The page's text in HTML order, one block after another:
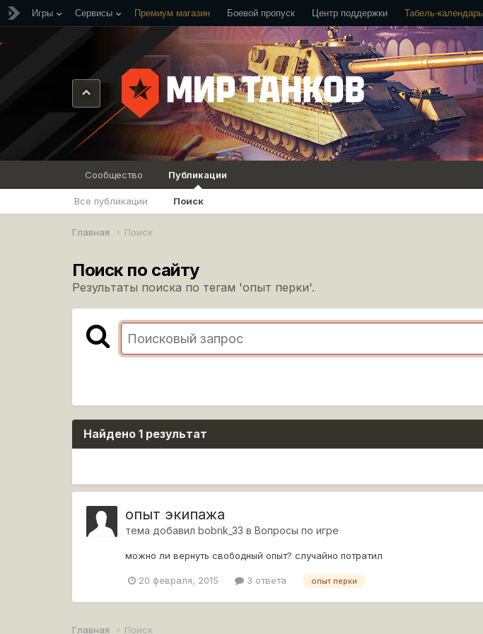
Игры Сервисы Премиум магазин Боевой пропуск Центр поддержки Табель-календарь
Сообщество Публикации
Все публикации Поиск
Главная Поиск
Поиск по сайту
Результаты поиска по тегам 'опыт перки'.
Найдено 1 результат
опыт экипажа
тема добавилbobrik_33 вВопросы по игре
можно ли вернуть свободный опыт? случайно потратил
20 февраля, 2015 3 ответа опыт перки
Главная Поиск